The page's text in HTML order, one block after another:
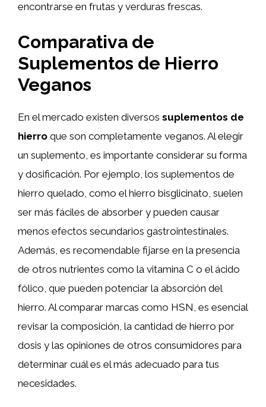
encontrarse en frutas y verduras frescas.
Comparativa de
Suplementos de Hierro
Veganos
En el mercado existen diversos suplementos de
hierro que son completamente veganos. Al elegir
un suplemento, es importante considerar su forma
y dosificación. Por ejemplo, los suplementos de
hierro quelado, como el hierro bisglicinato, suelen
ser más fáciles de absorber y pueden causar
menos efectos secundarios gastrointestinales.
Además, es recomendable fijarse en la presencia
de otros nutrientes como la vitamina C o el ácido
fólico, que pueden potenciar la absorción del
hierro. Al comparar marcas como HSN, es esencial
revisar la composición, la cantidad de hierro por
dosis y las opiniones de otros consumidores para
determinar cuál es el más adecuado para tus
necesidades.